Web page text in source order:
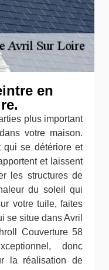
en
plus important
votre maison.
qui se détériore et
et laissent
les structures de
du soleil qui
votre tuile, faites
se situe dans Avril
Couverture 58
donc
la réalisation de